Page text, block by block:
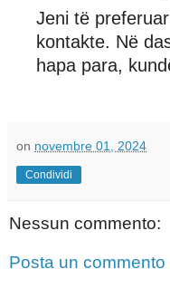
Jeni të
kontakte. Në
hapa para,
on novembre 01, 2024
Condividi
Nessun commento:
Posta un commento